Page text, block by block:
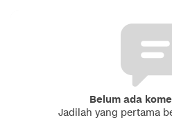
Belum ada
Jadilah yang pertama